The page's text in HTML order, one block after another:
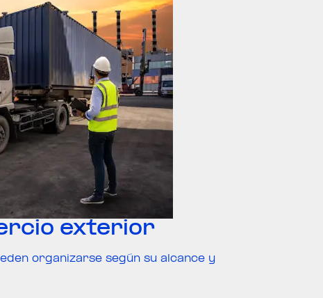
exterior
organizarse según su alcance y